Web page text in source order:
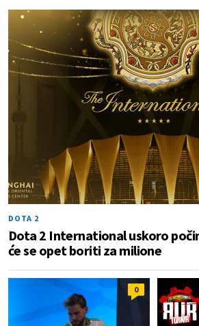
DOTA 2
Dota 2 International uskoro
će se opet boriti za milione
0